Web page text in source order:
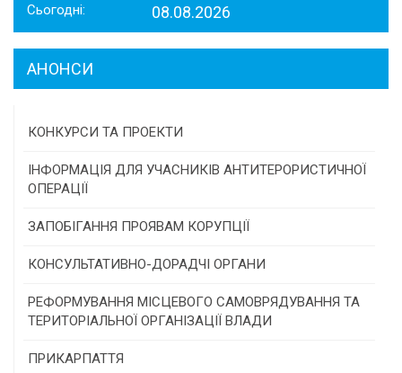
Сьогодні: 08.08.2026
АНОНСИ
КОНКУРСИ ТА ПРОЕКТИ
Конкурс проектів та програм місцевого
самоврядування
Конкурс інститутів громадянського суспільства
Програми/конкурси МТД
ІНФОРМАЦІЯ ДЛЯ УЧАСНИКІВ АНТИТЕРОРИСТИЧНОЇ
ОПЕРАЦІЇ
ЗАПОБІГАННЯ ПРОЯВАМ КОРУПЦІЇ
КОНСУЛЬТАТИВНО-ДОРАДЧІ ОРГАНИ
Консультативна рада
РЕФОРМУВАННЯ МІСЦЕВОГО САМОВРЯДУВАННЯ ТА
ТЕРИТОРІАЛЬНОЇ ОРГАНІЗАЦІЇ ВЛАДИ
ПРИКАРПАТТЯ